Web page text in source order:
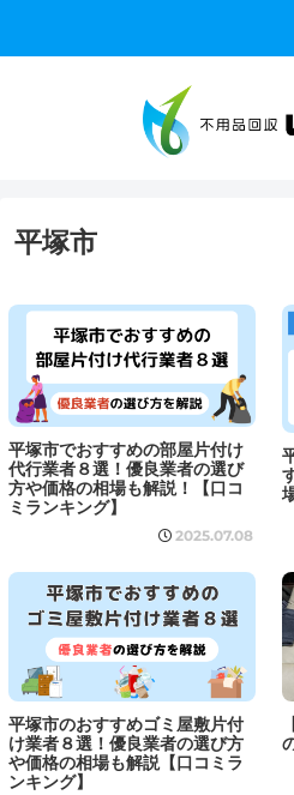
平塚市
平塚市でおすすめの部屋片付け
代行業者８選！優良業者の選び
方や価格の相場も解説！【口コ
ミランキング】
2025.07.08
平塚市のおすすめゴミ屋敷片付
け業者８選！優良業者の選び方
や価格の相場も解説【口コミラ
ンキング】